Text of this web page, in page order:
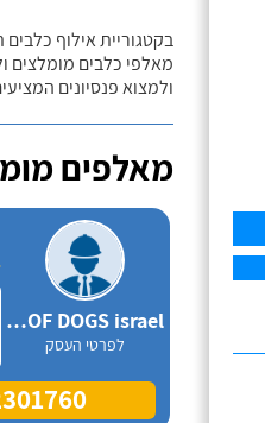
בקטגוריית אילוף
מאלפי כלבים מומלצים
ולמצוא פנסיונים
מאלפים
WOOF DOGS israel
לפרטי העסק